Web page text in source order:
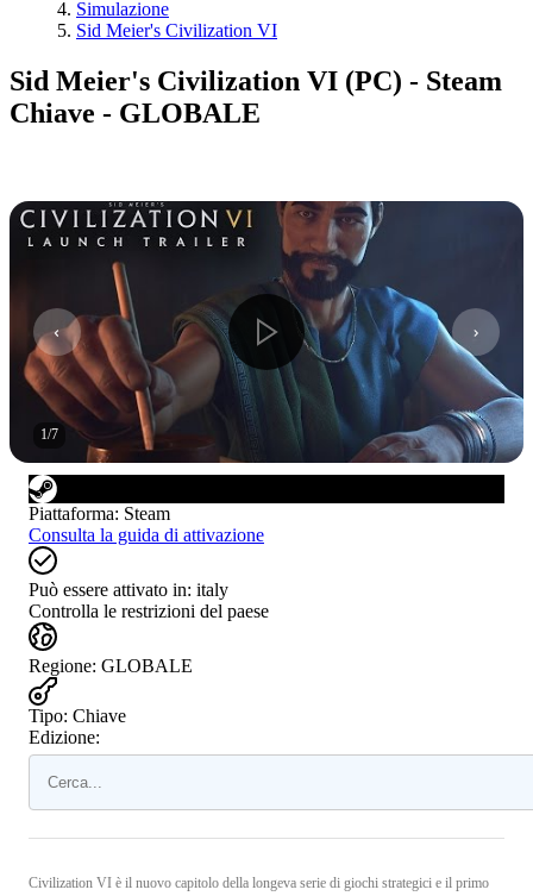
Simulazione
Sid Meier's Civilization VI
Sid Meier's Civilization VI (PC) - Steam
Chiave - GLOBALE
1/7
Piattaforma: Steam
Consulta la guida di attivazione
Può essere attivato in: italy
Controlla le restrizioni del paese
Regione: GLOBALE
Tipo: Chiave
Edizione:
Civilization VI è il nuovo capitolo della longeva serie di giochi strategici e il primo